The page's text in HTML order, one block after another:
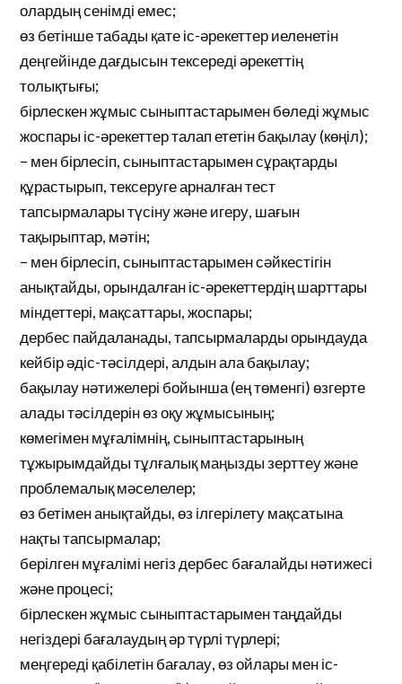
олардың сенімді емес;
өз бетінше табады қате іс-әрекеттер иеленетін
деңгейінде дағдысын тексереді әрекеттің
толықтығы;
бірлескен жұмыс сыныптастарымен бөледі жұмыс
жоспары іс-әрекеттер талап ететін бақылау (көңіл);
– мен бірлесіп, сыныптастарымен сұрақтарды
құрастырып, тексеруге арналған тест
тапсырмалары түсіну және игеру, шағын
тақырыптар, мәтін;
– мен бірлесіп, сыныптастарымен сәйкестігін
анықтайды, орындалған іс-әрекеттердің шарттары
міндеттері, мақсаттары, жоспары;
дербес пайдаланады, тапсырмаларды орындауда
кейбір әдіс-тәсілдері, алдын ала бақылау;
бақылау нәтижелері бойынша (ең төменгі) өзгерте
алады тәсілдерін өз оқу жұмысының;
көмегімен мұғалімнің, сыныптастарының
тұжырымдайды тұлғалық маңызды зерттеу және
проблемалық мәселелер;
өз бетімен анықтайды, өз ілгерілету мақсатына
нақты тапсырмалар;
берілген мұғалімі негіз дербес бағалайды нәтижесі
және процесі;
бірлескен жұмыс сыныптастарымен таңдайды
негіздері бағалаудың әр түрлі түрлері;
меңгереді қабілетін бағалау, өз ойлары мен іс-